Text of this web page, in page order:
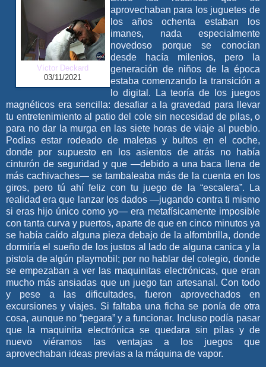
Víctor Deckard
03/11/2021
aprovechaban para los juguetes de
los años ochenta estaban los
imanes, nada especialmente
novedoso porque se conocían
desde hacía milenios, pero la
generación de niños de la época
estaba comenzando la transición a
lo digital. La teoría de los juegos
magnéticos era sencilla: desafiar a la gravedad para llevar
tu entretenimiento al patio del cole sin necesidad de pilas, o
para no dar la murga en las siete horas de viaje al pueblo.
Podías estar rodeado de maletas y bultos en el coche,
donde por supuesto en los asientos de atrás no había
cinturón de seguridad y que —debido a una baca llena de
más cachivaches— se tambaleaba más de la cuenta en los
giros, pero tú ahí feliz con tu juego de la “escalera”. La
realidad era que lanzar los dados —jugando contra ti mismo
si eras hijo único como yo— era metafísicamente imposible
con tanta curva y puertos, aparte de que en cinco minutos ya
se había caído alguna pieza debajo de la alfombrilla, donde
dormiría el sueño de los justos al lado de alguna canica y la
pistola de algún playmobil; por no hablar del colegio, donde
se empezaban a ver las maquinitas electrónicas, que eran
mucho más ansiadas que un juego tan artesanal. Con todo
y pese a las dificultades, fueron aprovechados en
excursiones y viajes. Si faltaba una ficha se ponía de otra
cosa, aunque no “pegara” y a funcionar. Incluso podía pasar
que la maquinita electrónica se quedara sin pilas y de
nuevo viéramos las ventajas a los juegos que
aprovechaban ideas previas a la máquina de vapor.